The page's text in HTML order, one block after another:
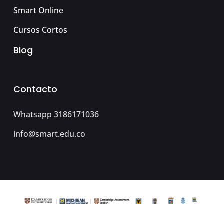
Smart Online
Cursos Cortos
Blog
Contacto
Whatsapp 3186171036
info@smart.edu.co